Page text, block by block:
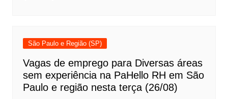
São Paulo e Região (SP)
Vagas de emprego para Diversas áreas
sem experiência na PaHello RH em São
Paulo e região nesta terça (26/08)